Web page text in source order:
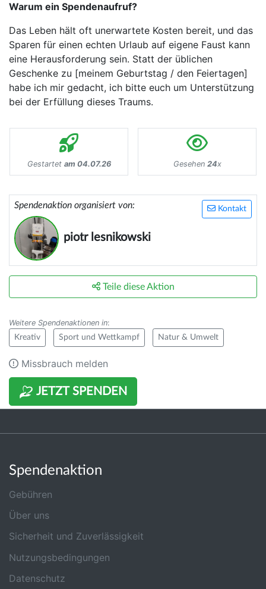
Warum ein Spendenaufruf?
Das Leben hält oft unerwartete Kosten bereit, und das
Sparen für einen echten Urlaub auf eigene Faust kann
eine Herausforderung sein. Statt der üblichen
Geschenke zu [meinem Geburtstag / den Feiertagen]
habe ich mir gedacht, ich bitte euch um Unterstützung
bei der Erfüllung dieses Traums.
Gestartet am 04.07.26 Gesehen 24x
Kontakt
Spendenaktion organisiert von:
piotr lesnikowski
JETZT SPENDEN
Teile diese Aktion
Weitere Spendenaktionen in:
Kreativ Sport und Wettkampf Natur & Umwelt
Missbrauch melden
Spendenaktion
Gebühren
Über uns
Sicherheit und Zuverlässigkeit
Nutzungsbedingungen
Datenschutz